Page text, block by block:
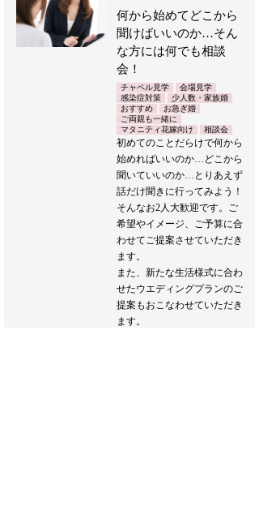
何から始めてどこから
聞けばいいのか…そん
な方には何でも相談
会！
チャペル見学
会場見学
感染症対策
少人数・家族婚
おすすめ
お急ぎ婚
ご両親も一緒に
マタニティ花嫁向け
相談会
初めてのことだらけで何から
始めればいいのか…どこから
聞いていいのか…とりあえず
話だけ聞きに行ってみよう！
そんなお2人大歓迎です。ご
希望やイメージ、ご予算に合
わせてご提案させていただき
ます。
また、新たな生活様式に合わ
せたウエディングプランのご
提案もおこなわせていただき
ます。